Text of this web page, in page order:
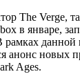
The Verge,
в январе,
данной
анонс новых
Ages.